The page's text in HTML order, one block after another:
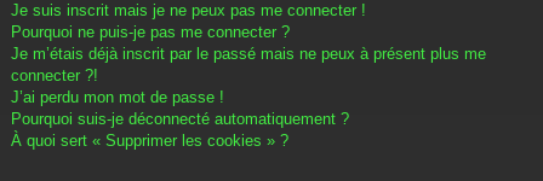
Je suis inscrit mais je ne peux pas me connecter !
Pourquoi ne puis-je pas me connecter ?
Je m’étais déjà inscrit par le passé mais ne peux à présent plus me
connecter ?!
J’ai perdu mon mot de passe !
Pourquoi suis-je déconnecté automatiquement ?
À quoi sert « Supprimer les cookies » ?